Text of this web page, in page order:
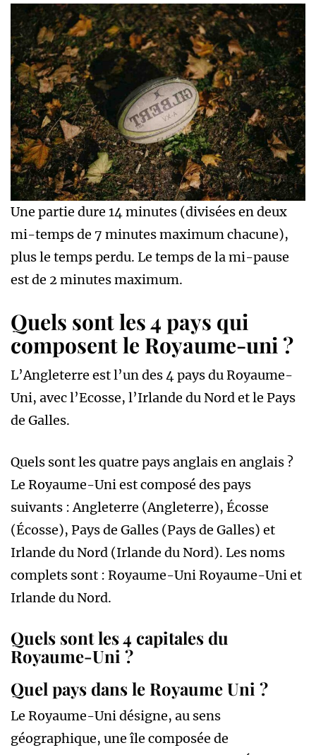
Une partie dure 14 minutes (divisées en deux
mi-temps de 7 minutes maximum chacune),
plus le temps perdu. Le temps de la mi-pause
est de 2 minutes maximum.
Quels sont les 4 pays qui
composent le Royaume-uni ?
L’Angleterre est l’un des 4 pays du Royaume-
Uni, avec l’Ecosse, l’Irlande du Nord et le Pays
de Galles.
Quels sont les quatre pays anglais en anglais ?
Le Royaume-Uni est composé des pays
suivants : Angleterre (Angleterre), Écosse
(Écosse), Pays de Galles (Pays de Galles) et
Irlande du Nord (Irlande du Nord). Les noms
complets sont : Royaume-Uni Royaume-Uni et
Irlande du Nord.
Quels sont les 4 capitales du
Royaume-Uni ?
Quel pays dans le Royaume Uni ?
Le Royaume-Uni désigne, au sens
géographique, une île composée de